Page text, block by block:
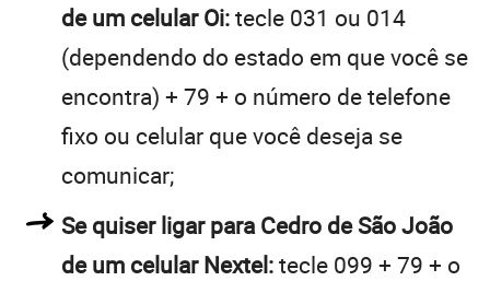
de um celular Oi:tecle 031 ou 014
(dependendo do estado em que você se
encontra) + 79 + o número de telefone
fixo ou celular que você deseja se
comunicar;
Se quiser ligar para Cedro de São João
de um celular Nextel:tecle 099 + 79 + o